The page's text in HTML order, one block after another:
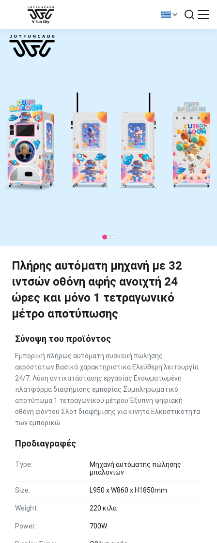
Πλήρης αυτόματη μηχανή με 32
ιντσών οθόνη αφής ανοιχτή 24
ώρες και μόνο 1 τετραγωνικό
μέτρο αποτύπωσης
Σύνοψη του προϊόντος
Εμπορική πλήρως αυτόματη συσκευή πώλησης
αερόστατων Βασικά χαρακτηριστικά Ελεύθερη λειτουργία
24/7. Λύση αντικατάστασης εργασίας Ενσωματωμένη
πλατφόρμα διαφήμισης εμπορίας Συμπληρωματικό
αποτύπωμα 1 τετραγωνικού μέτρου Έξυπνη ψηφιακή
οθόνη φόντου Σλοτ διαφήμισης για κινητά Ελκυστικότητα
των εμπορικώ...
Προδιαγραφές
Type:
Μηχανή αυτόματης πώλησης
μπαλονιών
Size: L950 x W860 x H1850mm
Weight: 220 κιλά
Power: 700W